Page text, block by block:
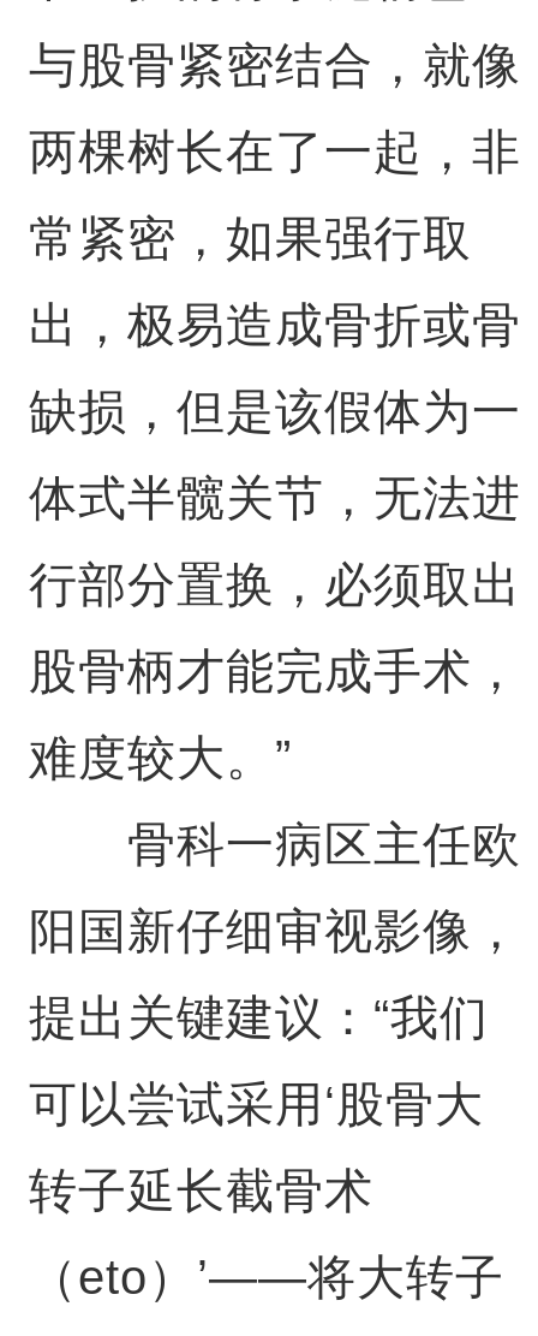
与股骨紧密结合，就像
两棵树长在了一起，非
常紧密，如果强行取
出，极易造成骨折或骨
缺损，但是该假体为一
体式半髋关节，无法进
行部分置换，必须取出
股骨柄才能完成手术，
难度较大。”
骨科一病区主任欧
阳国新仔细审视影像，
提出关键建议：“我们
可以尝试采用‘股骨大
转子延长截骨术
（eto）’——将大转子